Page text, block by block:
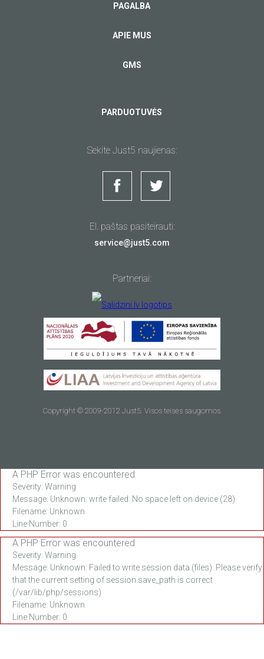
PAGALBA
APIE MUS
GMS
PARDUOTUVĖS
Sekite Just5 naujienas:
El. paštas pasiteirauti:
service@just5.com
Partneriai:
Copyright © 2009-2012 Just5. Visos teisės saugomos.
A PHP Error was encountered
Severity: Warning
Message: Unknown: write failed: No space left on device (28)
Filename: Unknown
Line Number: 0
A PHP Error was encountered
Severity: Warning
Message: Unknown: Failed to write session data (files). Please verify
that the current setting of session.save_path is correct
(/var/lib/php/sessions)
Filename: Unknown
Line Number: 0